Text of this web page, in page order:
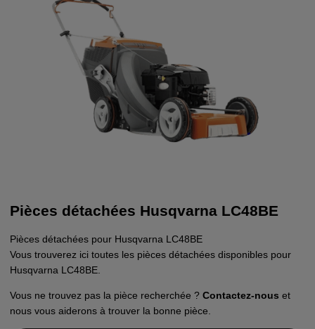
Pièces détachées Husqvarna LC48BE
Pièces détachées pour Husqvarna LC48BE
Vous trouverez ici toutes les pièces détachées disponibles pour
Husqvarna LC48BE.
Vous ne trouvez pas la pièce recherchée ? Contactez-nous et
nous vous aiderons à trouver la bonne pièce.